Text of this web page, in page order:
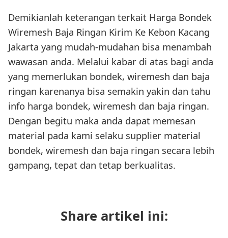
Demikianlah keterangan terkait Harga Bondek
Wiremesh Baja Ringan Kirim Ke Kebon Kacang
Jakarta yang mudah-mudahan bisa menambah
wawasan anda. Melalui kabar di atas bagi anda
yang memerlukan bondek, wiremesh dan baja
ringan karenanya bisa semakin yakin dan tahu
info harga bondek, wiremesh dan baja ringan.
Dengan begitu maka anda dapat memesan
material pada kami selaku supplier material
bondek, wiremesh dan baja ringan secara lebih
gampang, tepat dan tetap berkualitas.
Share artikel ini: